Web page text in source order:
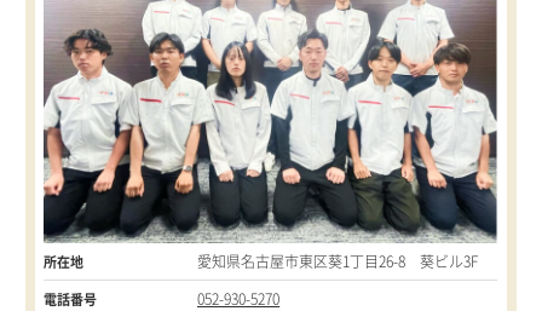
所在地
愛知県名古屋市東区葵1丁目26-8 葵ビル3F
電話番号
052-930-5270